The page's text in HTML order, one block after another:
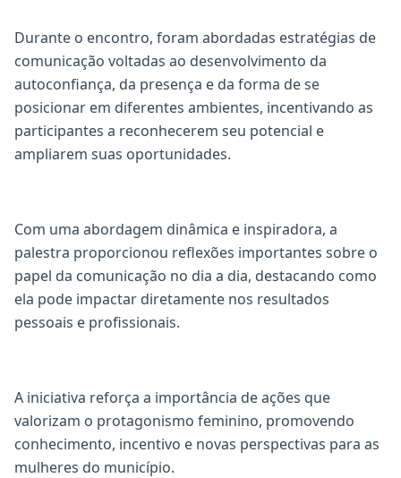
Durante o encontro, foram abordadas estratégias de
comunicação voltadas ao desenvolvimento da
autoconfiança, da presença e da forma de se
posicionar em diferentes ambientes, incentivando as
participantes a reconhecerem seu potencial e
ampliarem suas oportunidades.
Com uma abordagem dinâmica e inspiradora, a
palestra proporcionou reflexões importantes sobre o
papel da comunicação no dia a dia, destacando como
ela pode impactar diretamente nos resultados
pessoais e profissionais.
A iniciativa reforça a importância de ações que
valorizam o protagonismo feminino, promovendo
conhecimento, incentivo e novas perspectivas para as
mulheres do município.